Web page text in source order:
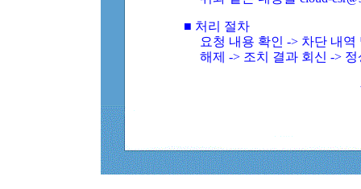
■ 처리 절차
요청 내용 확인 -> 차단 내
해제 -> 조치 결과 회신 ->